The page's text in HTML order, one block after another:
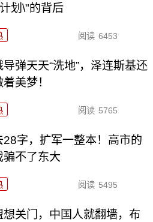
划\"的背后
阅读 6453
导弹天天“洗地”，泽连斯基还
美梦！
阅读 5765
28字，扩军一整本！高市的
骗不了东大
阅读 5495
想关门，中国人就翻墙，布